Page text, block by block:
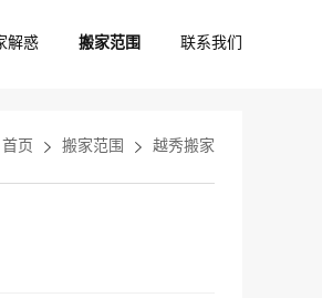
解惑 搬家范围 联系我们
首页 搬家范围 越秀搬家